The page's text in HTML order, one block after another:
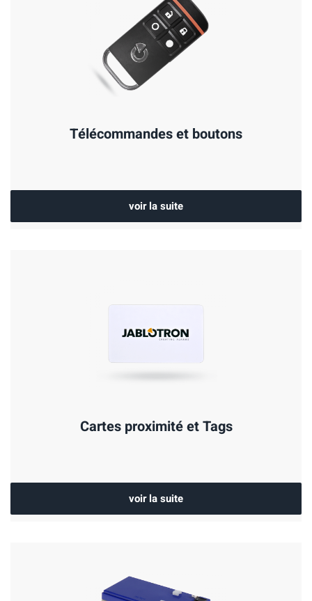
Télécommandes et boutons
voir la suite
Cartes proximité et Tags
voir la suite